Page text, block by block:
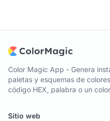
Color Magic App - Genera
paletas y esquemas de
código HEX, palabra o un
Sitio web